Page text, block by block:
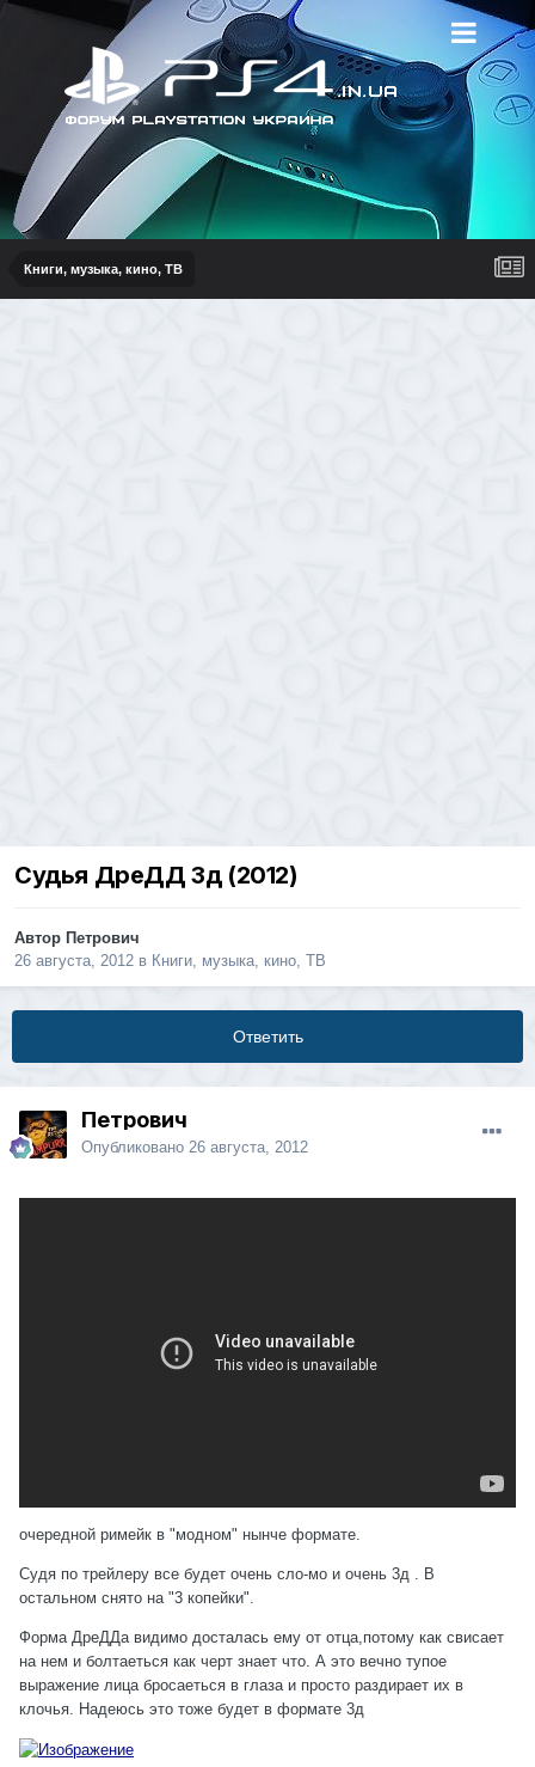
Книги, музыка, кино, ТВ
Судья ДреДД 3д (2012)
Автор Петрович
26 августа, 2012 в Книги, музыка, кино, ТВ
Ответить
Петрович
Опубликовано 26 августа, 2012
очередной римейк в "модном" нынче формате.
Судя по трейлеру все будет очень сло-мо и очень 3д . В
остальном снято на "3 копейки".
Форма ДреДДа видимо досталась ему от отца,потому как свисает
на нем и болтаеться как черт знает что. А это вечно тупое
выражение лица бросаеться в глаза и просто раздирает их в
клочья. Надеюсь это тоже будет в формате 3д